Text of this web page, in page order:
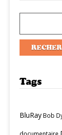
Tags
BluRayBob